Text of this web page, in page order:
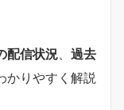
配信状況
過去
かりやすく解説